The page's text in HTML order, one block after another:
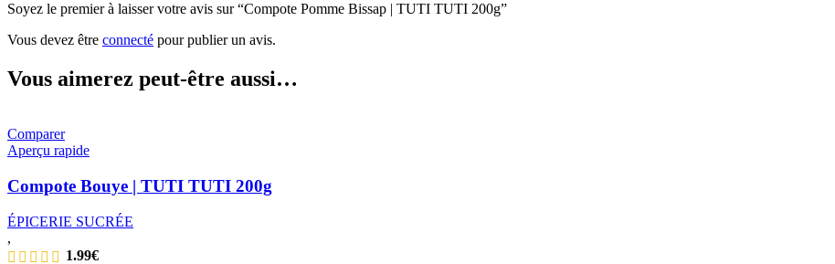
Soyez le premier à laisser votre avis sur “Compote Pomme Bissap | TUTI TUTI 200g”
Vous devez être connecté pour publier un avis.
Vous aimerez peut-être aussi…
Comparer
Aperçu rapide
Compote Bouye | TUTI TUTI 200g
ÉPICERIE SUCRÉE
,
1.99€